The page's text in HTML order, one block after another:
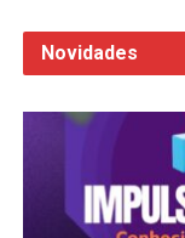
Novidades